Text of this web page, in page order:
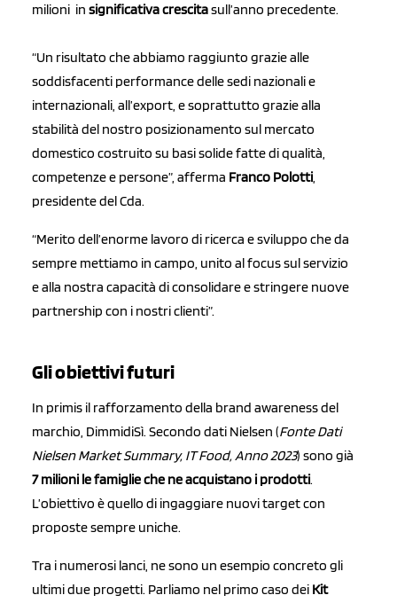
milioni in significativa crescitasull’anno precedente.
“Un risultato che abbiamo raggiunto grazie alle
soddisfacenti performance delle sedi nazionali e
internazionali, all’export, e soprattutto grazie alla
stabilità del nostro posizionamento sul mercato
domestico costruito su basi solide fatte di qualità,
competenze e persone”, afferma Franco Polotti,
presidente del Cda.
“Merito dell’enorme lavoro di ricerca e sviluppo che da
sempre mettiamo in campo, unito al focus sul servizio
e alla nostra capacità di consolidare e stringere nuove
partnership con i nostri clienti”.
Gli obiettivi futuri
In primis il rafforzamento della brand awareness del
marchio, DimmidiSì. Secondo dati Nielsen (Fonte Dati
Nielsen Market Summary, IT Food, Anno 2023) sono già
7 milioni le famiglie che ne acquistano i prodotti.
L’obiettivo è quello di ingaggiare nuovi target con
proposte sempre uniche.
Tra i numerosi lanci, ne sono un esempio concreto gli
ultimi due progetti. Parliamo nel primo caso dei Kit